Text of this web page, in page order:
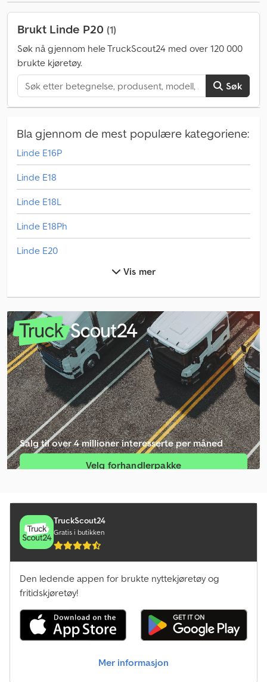
elektrisitet,
Brukt Linde P20 (1)
Søk nå gjennom hele TruckScout24 med over 120 000
brukte kjøretøy.
Søk
Bla gjennom de mest populære kategoriene:
Linde E16P
Linde E18
Linde E18L
Linde E18Ph
Linde E20
Linde E20Ph
Linde E20Phl
Linde E20Pl
Linde E30
Linde E30L
Linde H18T
Linde H20T
Linde H40T
Linde L12
Linde L12I
Linde N20
Linde R20
Linde T16
Vis mer
Salg til over 4 millioner interesserte per måned
Velg forhandlerpakke
TruckScout24
Gratis i butikken
Den ledende appen for brukte nyttekjøretøy og
fritidskjøretøy!
Mer informasjon